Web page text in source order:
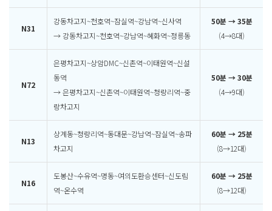
N31
강동차고지~천호역~잠실역~강남역~신사역
→ 강동차고지~천호역~강남역~혜화역~정릉동
50분 → 35분
(4→8대)
N72
은평차고지~상암DMC~신촌역~이태원역~신설
동역
→ 은평차고지~신촌역~이태원역~청량리역~중
랑차고지
50분 → 30분
(4→9대)
N13
상계동~청량리역~동대문~강남역~잠실역~송파
차고지
60분 → 25분
(8→12대)
N16
도봉산~수유역~명동~여의도환승센터~신도림
역~온수역
60분 → 25분
(8→12대)